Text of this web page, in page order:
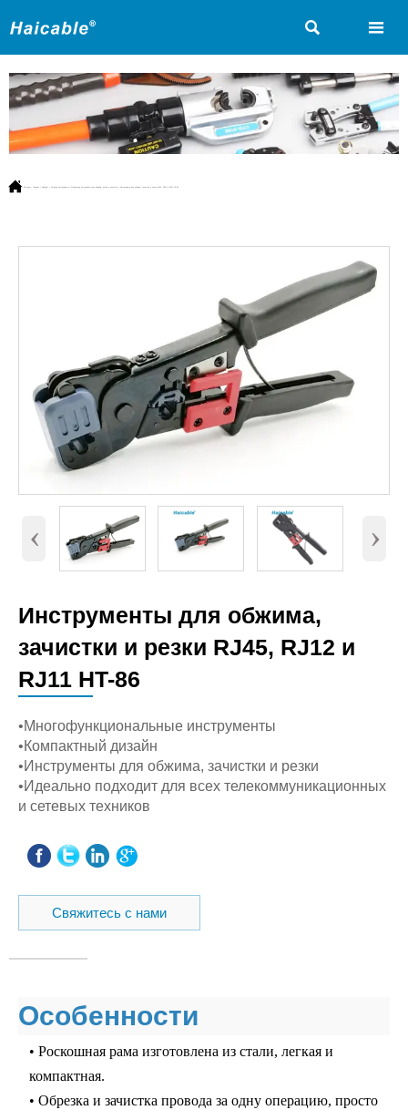
 
 Вы здесь: Главная Продукт Инструменты для обжима, зачистки и резки RJ45, RJ12 и RJ11 HT-86
‹ ›
Инструменты для обжима,
зачистки и резки RJ45, RJ12 и
RJ11 HT-86
•Многофункциональные инструменты
•Компактный дизайн
•Инструменты для обжима, зачистки и резки
•Идеально подходит для всех телекоммуникационных
и сетевых техников
Свяжитесь с нами
Особенности
• Роскошная рама изготовлена из стали, легкая и
компактная.
• Обрезка и зачистка провода за одну операцию, просто